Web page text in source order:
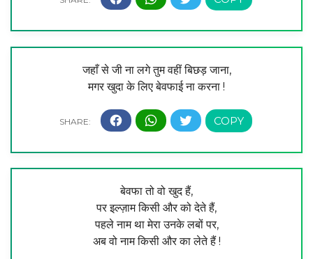
जहाँ से जी ना लगे तुम वहीं बिछड़ जाना,
मगर खुदा के लिए बेवफाई ना करना !
बेवफा तो वो खुद हैं,
पर इल्ज़ाम किसी और को देते हैं,
पहले नाम था मेरा उनके लबों पर,
अब वो नाम किसी और का लेते हैं !